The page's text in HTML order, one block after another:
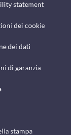
statement
dei cookie
dei dati
di garanzia
stampa